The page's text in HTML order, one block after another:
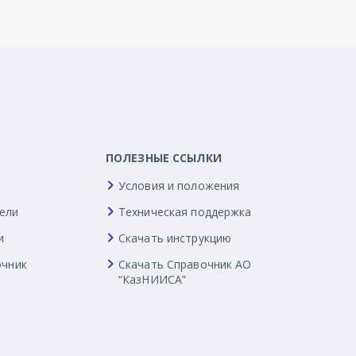
ПОЛЕЗНЫЕ ССЫЛКИ
Условия и положения
Техническая поддержка
Скачать инструкцию
Скачать Справочник АО
“КазНИИСА”